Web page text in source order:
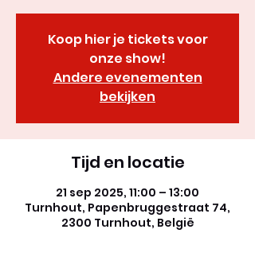
Koop hier je tickets voor
onze show!
Andere evenementen
bekijken
Tijd en locatie
21 sep 2025, 11:00 – 13:00
Turnhout, Papenbruggestraat 74,
2300 Turnhout, België